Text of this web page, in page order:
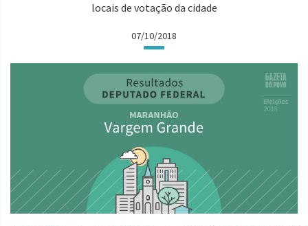
locais de votação da cidade
07/10/2018